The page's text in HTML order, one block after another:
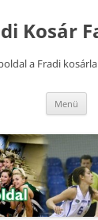
Kosár
a Fradi
Menü